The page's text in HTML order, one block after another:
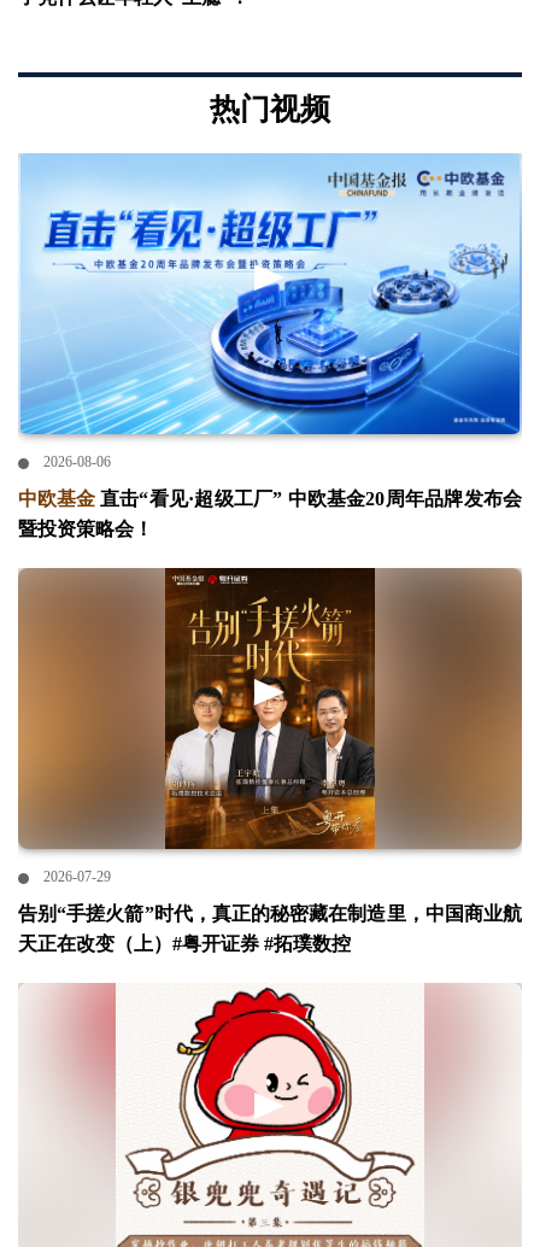
热门视频
2026-08-06
中欧基金 直击“看见·超级工厂” 中欧基金20周年品牌发布会
暨投资策略会！
2026-07-29
告别“手搓火箭”时代，真正的秘密藏在制造里，中国商业航
天正在改变（上）#粤开证券 #拓璞数控